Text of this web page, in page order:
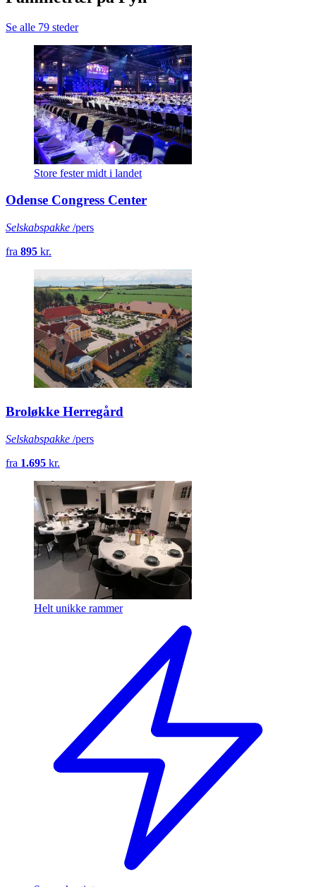
Se alle 79 steder
Store fester midt i landet
Odense Congress Center
Selskabspakke /pers
fra 895 kr.
Broløkke Herregård
Selskabspakke /pers
fra 1.695 kr.
Helt unikke rammer